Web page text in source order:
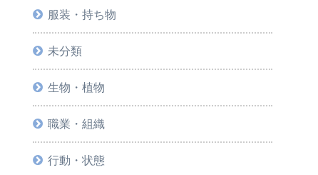
服装・持ち物
未分類
生物・植物
職業・組織
行動・状態